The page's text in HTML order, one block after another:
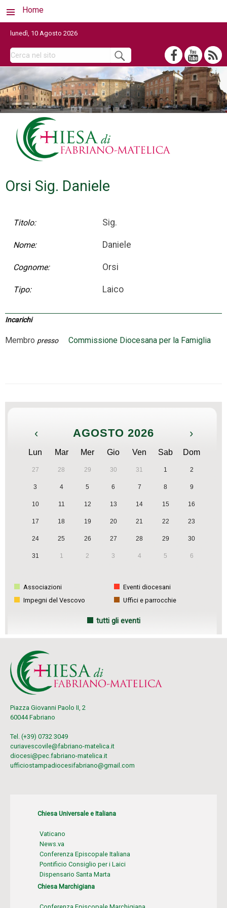
Home
lunedì, 10 Agosto 2026
Orsi Sig. Daniele
Titolo: Sig.
Nome: Daniele
Cognome: Orsi
Tipo: Laico
Incarichi
Membro presso Commissione Diocesana per la Famiglia
‹ AGOSTO 2026 ›
Lun Mar Mer Gio Ven Sab Dom
27 28 29 30 31 1 2
3 4 5 6 7 8 9
10 11 12 13 14 15 16
17 18 19 20 21 22 23
24 25 26 27 28 29 30
31 1 2 3 4 5 6
Associazioni
Eventi diocesani
Impegni del Vescovo
Uffici e parrocchie
tutti gli eventi
Piazza Giovanni Paolo II, 2
60044 Fabriano
Tel. (+39) 0732 3049
curiavescovile@fabriano-matelica.it
diocesi@pec.fabriano-matelica.it
ufficiostampadiocesifabriano@gmail.com
Chiesa Universale e Italiana
Vaticano
News.va
Conferenza Episcopale Italiana
Pontificio Consiglio per i Laici
Dispensario Santa Marta
Chiesa Marchigiana